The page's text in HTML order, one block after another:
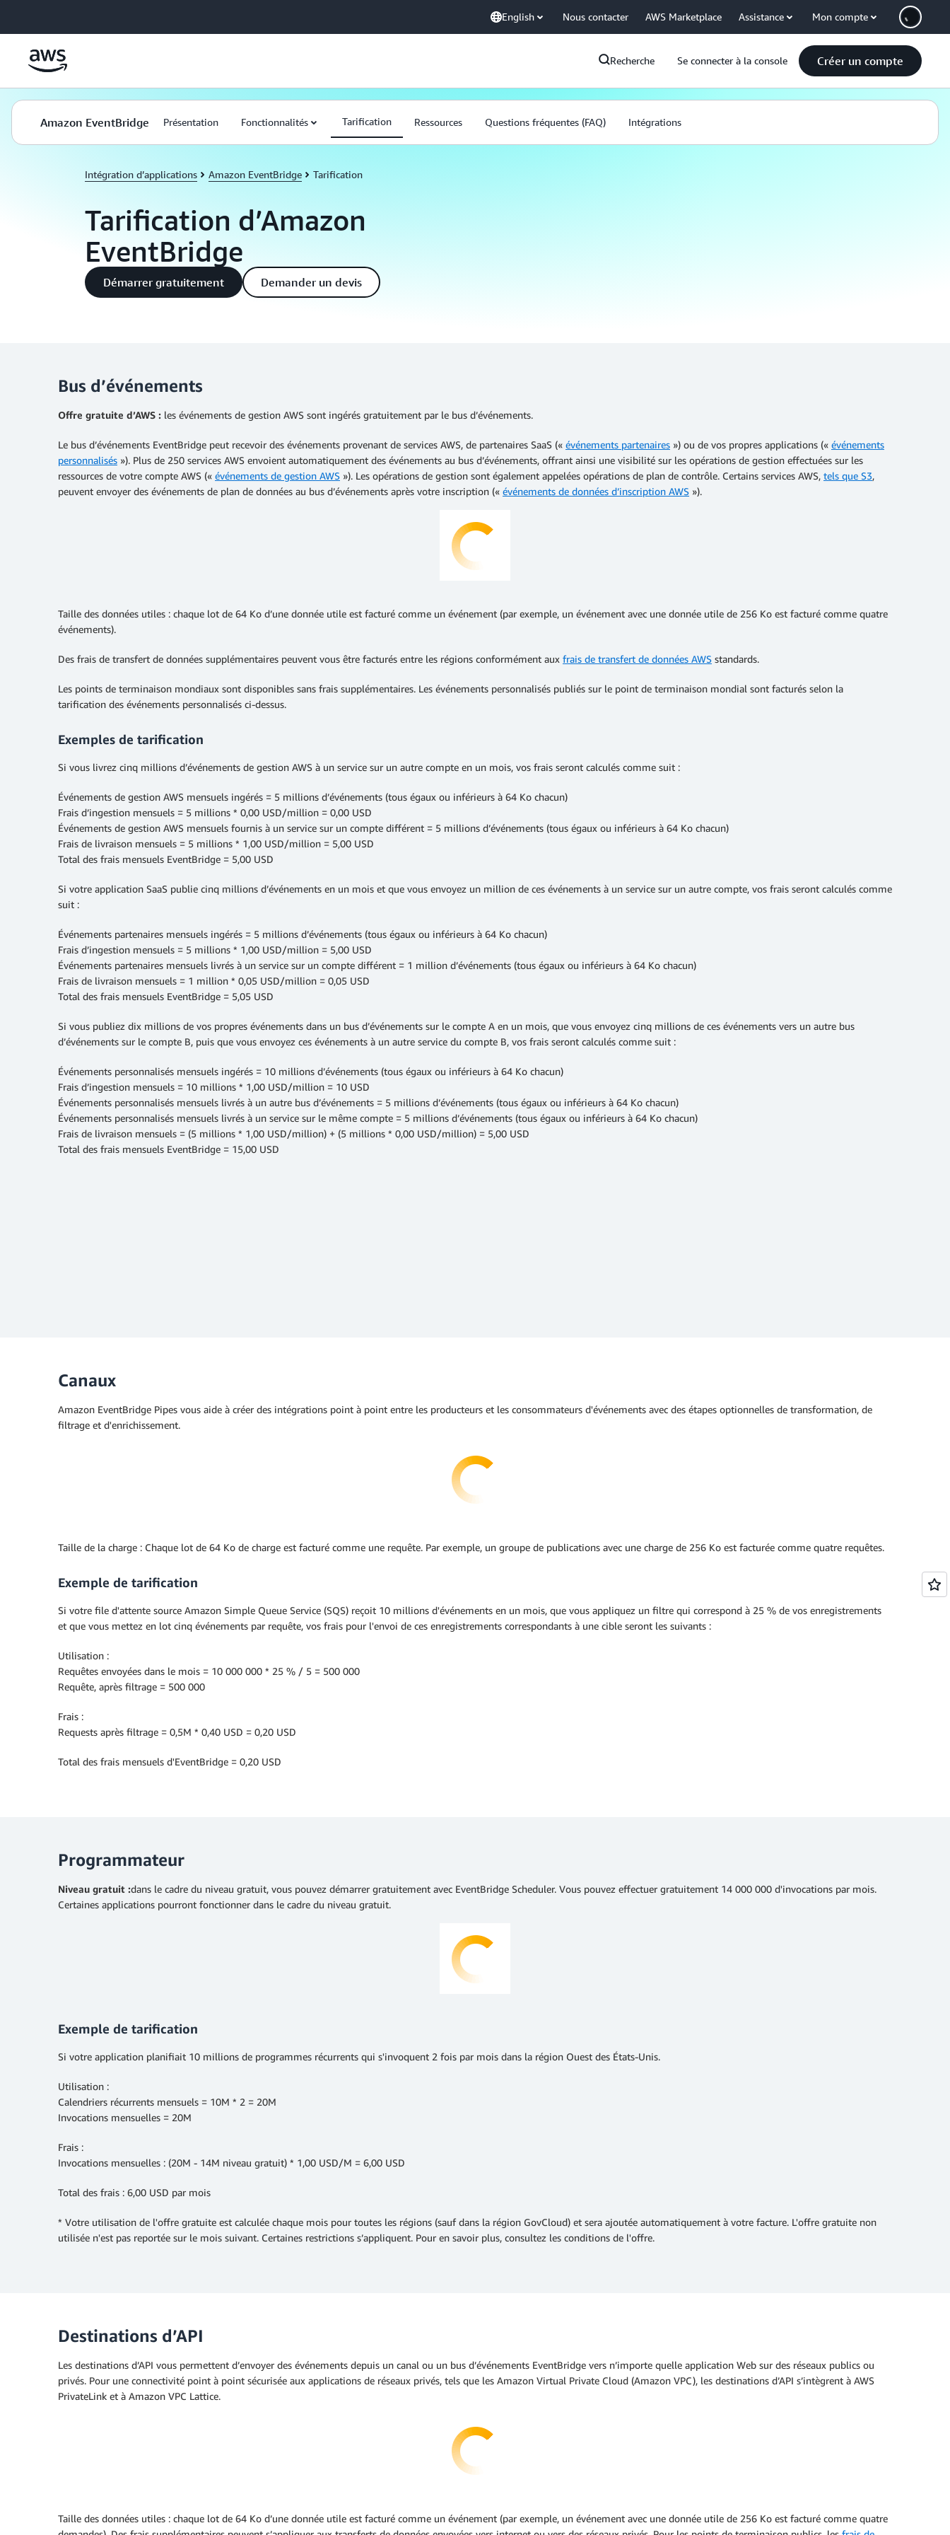
English Nous contacter AWS Marketplace Assistance Mon compte
Recherche Se connecter à la console Créer un compte
Amazon EventBridge Présentation Fonctionnalités Tarification Ressources Questions fréquentes (FAQ) Intégrations
Intégration d’applications Amazon EventBridge Tarification
Tarification d’Amazon
EventBridge
Démarrer gratuitement Demander un devis
Bus d’événements
Offre gratuite d’AWS : les événements de gestion AWS sont ingérés gratuitement par le bus d’événements.
Le bus d’événements EventBridge peut recevoir des événements provenant de services AWS, de partenaires SaaS (« événements partenaires ») ou de vos propres applications (« événements
personnalisés »). Plus de 250 services AWS envoient automatiquement des événements au bus d’événements, offrant ainsi une visibilité sur les opérations de gestion effectuées sur les
ressources de votre compte AWS (« événements de gestion AWS »). Les opérations de gestion sont également appelées opérations de plan de contrôle. Certains services AWS, tels que S3,
peuvent envoyer des événements de plan de données au bus d’événements après votre inscription (« événements de données d’inscription AWS »).
Taille des données utiles : chaque lot de 64 Ko d’une donnée utile est facturé comme un événement (par exemple, un événement avec une donnée utile de 256 Ko est facturé comme quatre
événements).
Des frais de transfert de données supplémentaires peuvent vous être facturés entre les régions conformément aux frais de transfert de données AWS standards.
Les points de terminaison mondiaux sont disponibles sans frais supplémentaires. Les événements personnalisés publiés sur le point de terminaison mondial sont facturés selon la
tarification des événements personnalisés ci‑dessus.
Exemples de tarification
Si vous livrez cinq millions d’événements de gestion AWS à un service sur un autre compte en un mois, vos frais seront calculés comme suit :
Événements de gestion AWS mensuels ingérés = 5 millions d’événements (tous égaux ou inférieurs à 64 Ko chacun)
Frais d’ingestion mensuels = 5 millions * 0,00 USD/million = 0,00 USD
Événements de gestion AWS mensuels fournis à un service sur un compte différent = 5 millions d’événements (tous égaux ou inférieurs à 64 Ko chacun)
Frais de livraison mensuels = 5 millions * 1,00 USD/million = 5,00 USD
Total des frais mensuels EventBridge = 5,00 USD
Si votre application SaaS publie cinq millions d’événements en un mois et que vous envoyez un million de ces événements à un service sur un autre compte, vos frais seront calculés comme
suit :
Événements partenaires mensuels ingérés = 5 millions d’événements (tous égaux ou inférieurs à 64 Ko chacun)
Frais d’ingestion mensuels = 5 millions * 1,00 USD/million = 5,00 USD
Événements partenaires mensuels livrés à un service sur un compte différent = 1 million d’événements (tous égaux ou inférieurs à 64 Ko chacun)
Frais de livraison mensuels = 1 million * 0,05 USD/million = 0,05 USD
Total des frais mensuels EventBridge = 5,05 USD
Si vous publiez dix millions de vos propres événements dans un bus d’événements sur le compte A en un mois, que vous envoyez cinq millions de ces événements vers un autre bus
d’événements sur le compte B, puis que vous envoyez ces événements à un autre service du compte B, vos frais seront calculés comme suit :
Événements personnalisés mensuels ingérés = 10 millions d’événements (tous égaux ou inférieurs à 64 Ko chacun)
Frais d’ingestion mensuels = 10 millions * 1,00 USD/million = 10 USD
Événements personnalisés mensuels livrés à un autre bus d’événements = 5 millions d’événements (tous égaux ou inférieurs à 64 Ko chacun)
Événements personnalisés mensuels livrés à un service sur le même compte = 5 millions d’événements (tous égaux ou inférieurs à 64 Ko chacun)
Frais de livraison mensuels = (5 millions * 1,00 USD/million) + (5 millions * 0,00 USD/million) = 5,00 USD
Total des frais mensuels EventBridge = 15,00 USD
Canaux
Amazon EventBridge Pipes vous aide à créer des intégrations point à point entre les producteurs et les consommateurs d'événements avec des étapes optionnelles de transformation, de
filtrage et d'enrichissement.
Taille de la charge : Chaque lot de 64 Ko de charge est facturé comme une requête. Par exemple, un groupe de publications avec une charge de 256 Ko est facturée comme quatre requêtes.
Exemple de tarification
Si votre file d'attente source Amazon Simple Queue Service (SQS) reçoit 10 millions d'événements en un mois, que vous appliquez un filtre qui correspond à 25 % de vos enregistrements
et que vous mettez en lot cinq événements par requête, vos frais pour l'envoi de ces enregistrements correspondants à une cible seront les suivants :
Utilisation :
Requêtes envoyées dans le mois = 10 000 000 * 25 % / 5 = 500 000
Requête, après filtrage = 500 000
Frais :
Requests après filtrage = 0,5M * 0,40 USD = 0,20 USD
Total des frais mensuels d'EventBridge = 0,20 USD
Programmateur
Niveau gratuit :dans le cadre du niveau gratuit, vous pouvez démarrer gratuitement avec EventBridge Scheduler. Vous pouvez effectuer gratuitement 14 000 000 d'invocations par mois.
Certaines applications pourront fonctionner dans le cadre du niveau gratuit.
Exemple de tarification
Si votre application planifiait 10 millions de programmes récurrents qui s'invoquent 2 fois par mois dans la région Ouest des États-Unis.
Utilisation :
Calendriers récurrents mensuels = 10M * 2 = 20M
Invocations mensuelles = 20M
Frais :
Invocations mensuelles : (20M - 14M niveau gratuit) * 1,00 USD/M = 6,00 USD
Total des frais : 6,00 USD par mois
* Votre utilisation de l'offre gratuite est calculée chaque mois pour toutes les régions (sauf dans la région GovCloud) et sera ajoutée automatiquement à votre facture. L'offre gratuite non
utilisée n'est pas reportée sur le mois suivant. Certaines restrictions s’appliquent. Pour en savoir plus, consultez les conditions de l'offre.
Destinations d’API
Les destinations d’API vous permettent d’envoyer des événements depuis un canal ou un bus d’événements EventBridge vers n’importe quelle application Web sur des réseaux publics ou
privés. Pour une connectivité point à point sécurisée aux applications de réseaux privés, tels que les Amazon Virtual Private Cloud (Amazon VPC), les destinations d’API s’intègrent à AWS
PrivateLink et à Amazon VPC Lattice.
Taille des données utiles : chaque lot de 64 Ko d’une donnée utile est facturé comme un événement (par exemple, un événement avec une donnée utile de 256 Ko est facturé comme quatre